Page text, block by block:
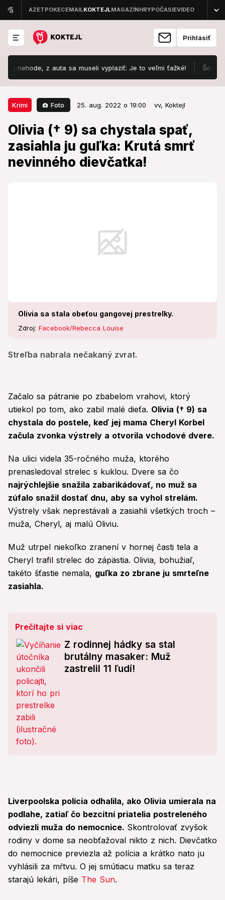
Prihlásiť
z auta sa museli vyplaziť: Je to veľmi ťažké! Šokujúca
Krimi Foto 25. aug. 2022 o 19:00 vv, Koktejl
Olivia († 9) sa chystala spať,
zasiahla ju guľka: Krutá smrť
nevinného dievčatka!
Olivia sa stala obeťou gangovej prestrelky.
Zdroj: Facebook/Rebecca Louise
Streľba nabrala nečakaný zvrat.
Krimi 25. aug. 2022 o 19:00
Olivia († 9) sa chystala spať,
zasiahla ju guľka: Krutá smrť
nevinného dievčatka!
Začalo sa pátranie po zbabelom vrahovi, ktorý
utiekol po tom, ako zabil malé dieťa. Olivia († 9) sa
chystala do postele, keď jej mama Cheryl Korbel
začula zvonka výstrely a otvorila vchodové dvere.
Na ulici videla 35-ročného muža, ktorého
prenasledoval strelec s kuklou. Dvere sa čo
najrýchlejšie snažila zabarikádovať, no muž sa
zúfalo snažil dostať dnu, aby sa vyhol strelám.
Výstrely však neprestávali a zasiahli všetkých troch –
muža, Cheryl, aj malú Oliviu.
Muž utrpel niekoľko zranení v hornej časti tela a
Cheryl trafil strelec do zápästia. Olivia, bohužiaľ,
takéto šťastie nemala, guľka zo zbrane ju smrteľne
zasiahla.
Prečítajte si viac
Z rodinnej hádky sa stal
brutálny masaker: Muž
zastrelil 11 ľudí!
Liverpoolska polícia odhalila, ako Olivia umierala na
podlahe, zatiaľ čo bezcitní priatelia postreleného
odviezli muža do nemocnice. Skontrolovať zvyšok
rodiny v dome sa neobťažoval nikto z nich. Dievčatko
do nemocnice previezla až polícia a krátko nato ju
vyhlásili za mŕtvu. O jej smútiacu matku sa teraz
starajú lekári, píše The Sun.